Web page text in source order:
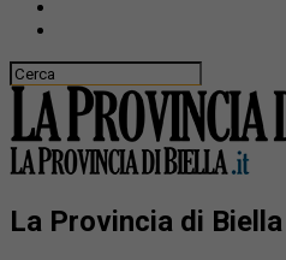
La Provincia di Biella